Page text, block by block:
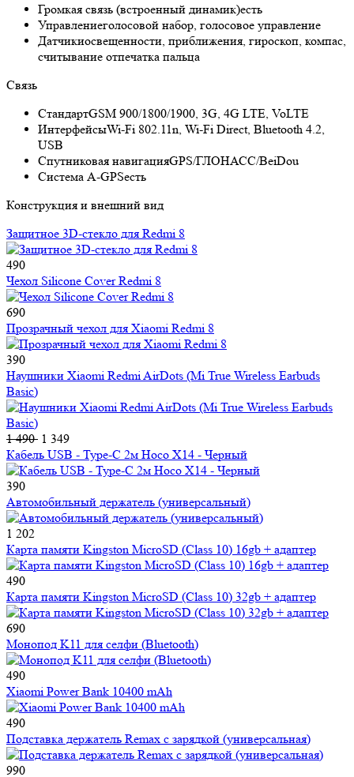
Громкая связь (встроенный динамик)есть
Управлениеголосовой набор, голосовое управление
Датчикиосвещенности, приближения, гироскоп, компас,
считывание отпечатка пальца
Связь
СтандартGSM 900/1800/1900, 3G, 4G LTE, VoLTE
ИнтерфейсыWi-Fi 802.11n, Wi-Fi Direct, Bluetooth 4.2,
USB
Спутниковая навигацияGPS/ГЛОНАСС/BeiDou
Cистема A-GPSесть
Конструкция и внешний вид
Защитное 3D-стекло для Redmi 8
490
Чехол Silicone Cover Redmi 8
690
Прозрачный чехол для Xiaomi Redmi 8
390
Наушники Xiaomi Redmi AirDots (Mi True Wireless Earbuds
Basic)
1 490 1 349
Кабель USB - Type-C 2м Hoco X14 - Черный
390
Автомобильный держатель (универсальный)
1 202
Карта памяти Kingston MicroSD (Class 10) 16gb + адаптер
490
Карта памяти Kingston MicroSD (Class 10) 32gb + адаптер
690
Монопод K11 для селфи (Bluetooth)
490
Xiaomi Power Bank 10400 mAh
490
Подставка держатель Remax с зарядкой (универсальная)
990